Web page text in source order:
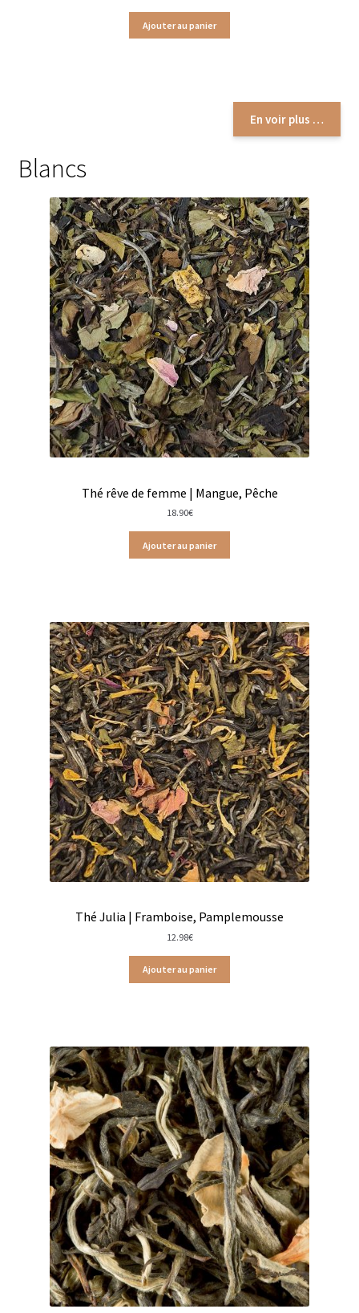
Tablettes et barres chocolatées
Barres chocolatées
Tablettes de chocolat
Confitures
Confiture bios
Confitures au thé
Confitures aux agrumes
Confitures aux fruits exotiques
Confitures de fleurs
Faïence de Gien
Gamme Olivet
L’école du café
L’école du thé
Les biscuits d’Olivet
Les infusions fruitées d’Olivet
Mon compte
Pâtes italiennes et olivetaines
Promotions du moment
Tablettes au chocolat noir
Tablettes chocolat au lait
Tablettes chocolat blanc
Terrines et rillettes
Tisanes Absoluthé
Tote bag Olivet
Ajouter au panier
En voir plus …
Blancs
Thé rêve de femme | Mangue, Pêche
18.90€
Ajouter au panier
Thé Julia | Framboise, Pamplemousse
12.98€
Ajouter au panier